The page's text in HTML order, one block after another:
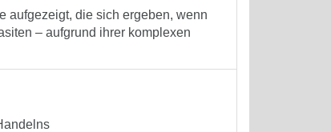
aufgezeigt, die sich ergeben, wenn
– aufgrund ihrer komplexen